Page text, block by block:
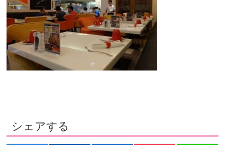
シェアする